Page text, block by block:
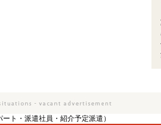
ト・派遣社員・紹介予定派遣）